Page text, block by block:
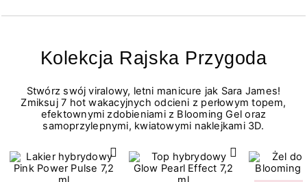
Kolekcja Rajska Przygoda
Stwórz swój viralowy, letni manicure jak Sara James!
Zmiksuj 7 hot wakacyjnych odcieni z perłowym topem,
efektownymi zdobieniami z Blooming Gel oraz
samoprzylepnymi, kwiatowymi naklejkami 3D.